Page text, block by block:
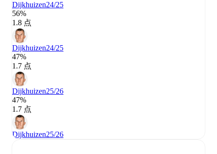
Dijkhuizen24/25
56%
1.8 点
Dijkhuizen24/25
47%
1.7 点
Dijkhuizen25/26
47%
1.7 点
Dijkhuizen25/26